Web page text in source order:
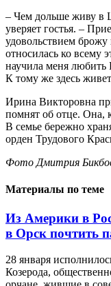
– Чем дольше живу в
уверяет гостья. –
удовольствием
относилась ко всему
научила меня любить
К тому же здесь
Ирина Викторовна
помнят об отце. Она,
В семье бережно
орден Трудового
Фото Дмитрия
Материалы по теме
Из Америки в
в Орск почтить
28 января
Козерода,